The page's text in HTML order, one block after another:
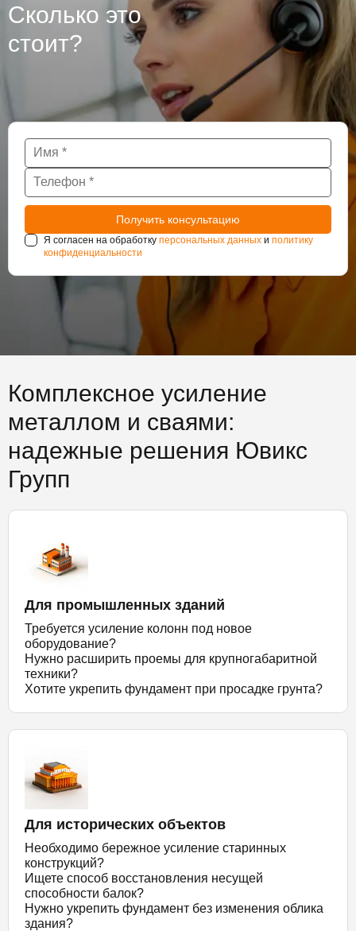
Сколько это
стоит?
Я согласен на обработку персональных данных и политику
конфиденциальности
Комплексное усиление
металлом и сваями:
надежные решения Ювикс
Групп
Для промышленных зданий
Требуется усиление колонн под новое
оборудование?
Нужно расширить проемы для крупногабаритной
техники?
Хотите укрепить фундамент при просадке грунта?
Для исторических объектов
Необходимо бережное усиление старинных
конструкций?
Ищете способ восстановления несущей
способности балок?
Нужно укрепить фундамент без изменения облика
здания?